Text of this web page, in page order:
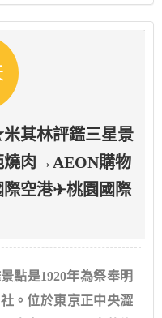
其林評鑑三星景
肉→AEON購物
空港✈桃園國際
點是1920年為祭奉明
。位於東京正中央澀